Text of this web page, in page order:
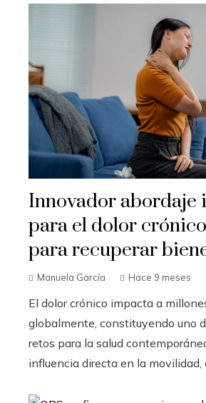
Innovador abordaje
para el dolor
para recuperar
Manuela García Hace 9 meses
El dolor crónico impacta a
globalmente, constituyendo uno
retos para la salud
influencia directa en la movilidad,